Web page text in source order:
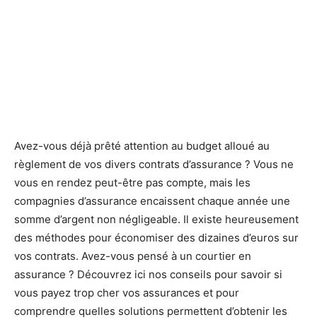
Avez-vous déjà prêté attention au budget alloué au
règlement de vos divers contrats d’assurance ? Vous ne
vous en rendez peut-être pas compte, mais les
compagnies d’assurance encaissent chaque année une
somme d’argent non négligeable. Il existe heureusement
des méthodes pour économiser des dizaines d’euros sur
vos contrats. Avez-vous pensé à un courtier en
assurance ? Découvrez ici nos conseils pour savoir si
vous payez trop cher vos assurances et pour
comprendre quelles solutions permettent d’obtenir les